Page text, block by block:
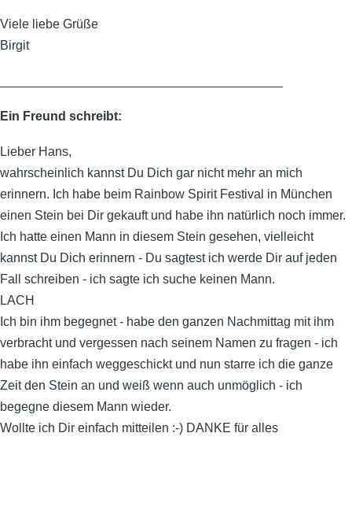
Viele liebe Grüße
Birgit
Ein Freund schreibt:
Lieber Hans,
wahrscheinlich kannst Du Dich gar nicht mehr an mich
erinnern. Ich habe beim Rainbow Spirit Festival in München
einen Stein bei Dir gekauft und habe ihn natürlich noch immer.
Ich hatte einen Mann in diesem Stein gesehen, vielleicht
kannst Du Dich erinnern - Du sagtest ich werde Dir auf jeden
Fall schreiben - ich sagte ich suche keinen Mann.
LACH
Ich bin ihm begegnet - habe den ganzen Nachmittag mit ihm
verbracht und vergessen nach seinem Namen zu fragen - ich
habe ihn einfach weggeschickt und nun starre ich die ganze
Zeit den Stein an und weiß wenn auch unmöglich - ich
begegne diesem Mann wieder.
Wollte ich Dir einfach mitteilen :-) DANKE für alles